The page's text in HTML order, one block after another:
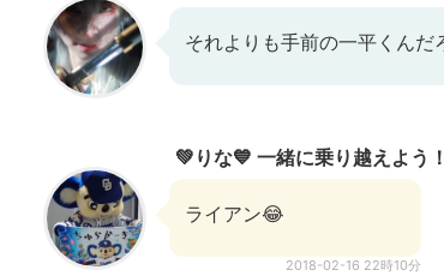
それよりも手前の一平くんだ
💚りな💙 一緒に乗り越えよう！
ライアン😂
2018-02-16 22時10分